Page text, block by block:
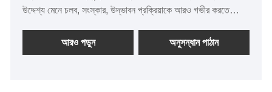
উদ্দেশ্য মেনে চলব, সংস্কার, উদ্ভাবন প্রক্রিয়াকে আরও গভীর করতে
বন্ধুদের স্বাগত জানাতে, নির্দেশিকা এবং ব্যবসায়িক আলোচনায় আসা।
ZhuoGu পোশাক কোং, লিমিটেড বহু বছর ধরে বিজোড় পোশাকে
আরও পড়ুন অনুসন্ধান পাঠান